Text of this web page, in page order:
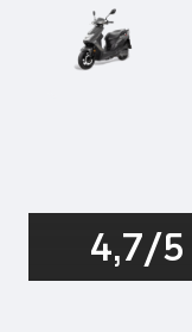
4,7/5